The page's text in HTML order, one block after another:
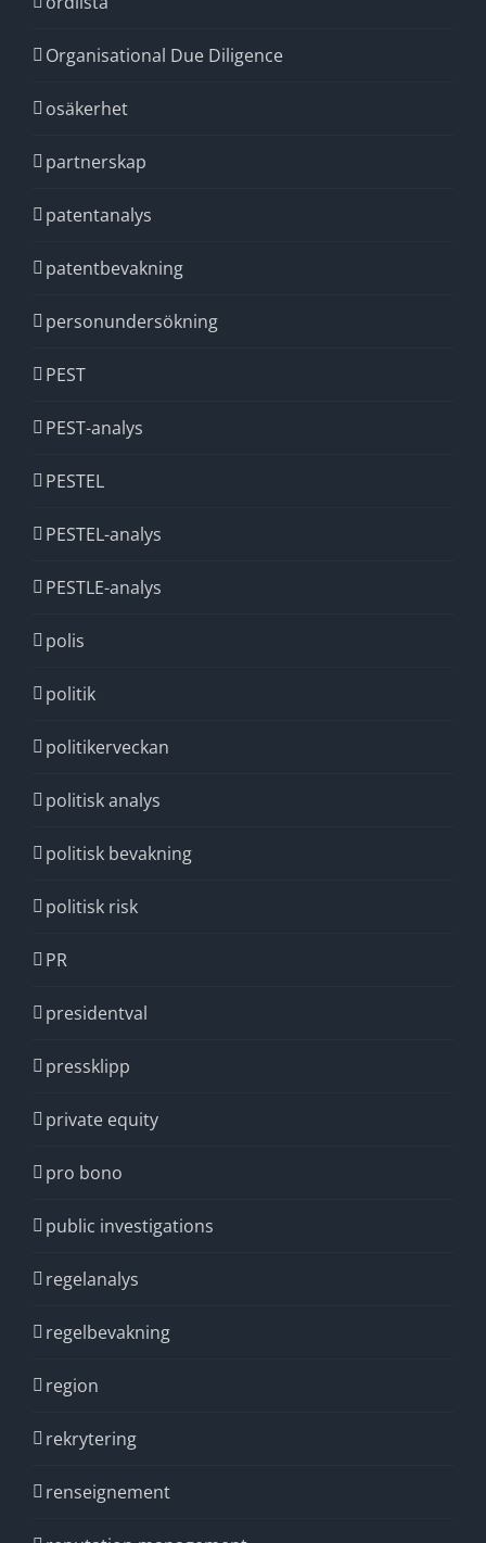
Organisational Due Diligence
osäkerhet
partnerskap
patentanalys
patentbevakning
personundersökning
PEST
PEST-analys
PESTEL
PESTEL-analys
PESTLE-analys
polis
politik
politikerveckan
politisk analys
politisk bevakning
politisk risk
PR
presidentval
pressklipp
private equity
pro bono
public investigations
regelanalys
regelbevakning
region
rekrytering
renseignement